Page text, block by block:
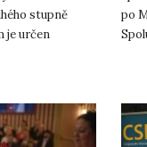
stupně
je určen
po